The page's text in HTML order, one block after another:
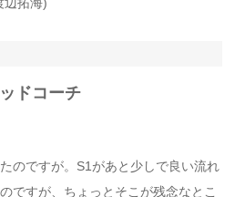
ドコーチ
のですが。S1があと少しで良い流れ
ですが、ちょっとそこが残念なとこ